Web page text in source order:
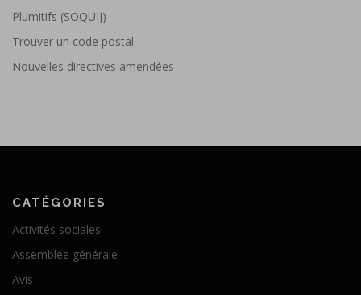
Plumitifs (SOQUIJ)
Trouver un code postal
Nouvelles directives amendées
CATÉGORIES
Activités sociales
Assemblée générale
Avis